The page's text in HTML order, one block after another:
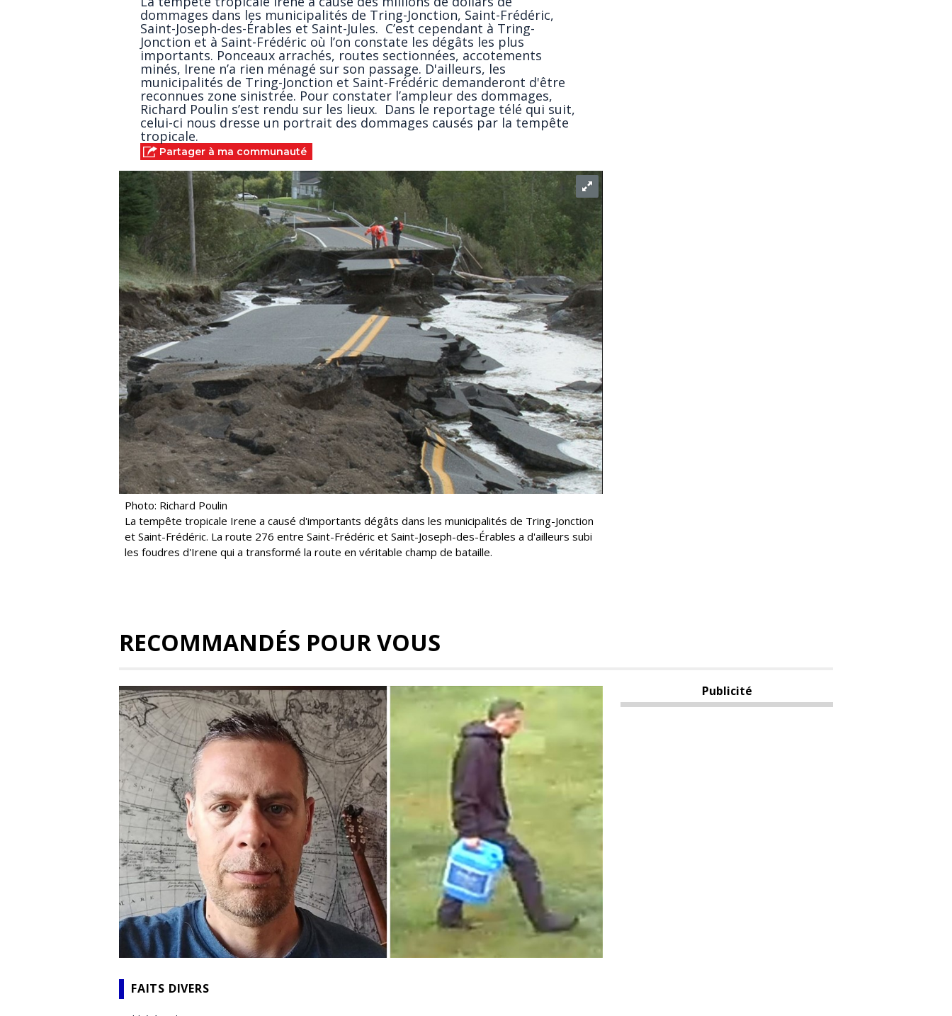
dommages dans les municipalités de Tring-Jonction, Saint-Frédéric,
Saint-Joseph-des-Érables et Saint-Jules. C’est cependant à Tring-
Jonction et à Saint-Frédéric où l’on constate les dégâts les plus
importants. Ponceaux arrachés, routes sectionnées, accotements
minés, Irene n’a rien ménagé sur son passage. D'ailleurs, les
municipalités de Tring-Jonction et Saint-Frédéric demanderont d'être
reconnues zone sinistrée. Pour constater l’ampleur des dommages,
Richard Poulin s’est rendu sur les lieux. Dans le reportage télé qui suit,
celui-ci nous dresse un portrait des dommages causés par la tempête
tropicale.
Partager à ma communauté
Photo: Richard Poulin
La tempête tropicale Irene a causé d'importants dégâts dans les municipalités de Tring-Jonction
et Saint-Frédéric. La route 276 entre Saint-Frédéric et Saint-Joseph-des-Érables a d'ailleurs subi
les foudres d'Irene qui a transformé la route en véritable champ de bataille.
RECOMMANDÉS POUR VOUS
FAITS DIVERS
Publicité